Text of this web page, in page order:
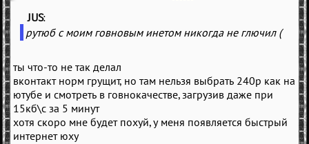
(JUS
рутюб с моим говновым инетом никогда не глючил (
ты что-то не так делал
вконтакт норм грущит, но там нельзя выбрать 240p как на
ютубе и смотреть в говнокачестве, загрузив даже при
15кб\с за 5 минут
хотя скоро мне будет похуй, у меня появляется быстрый
интернет юху